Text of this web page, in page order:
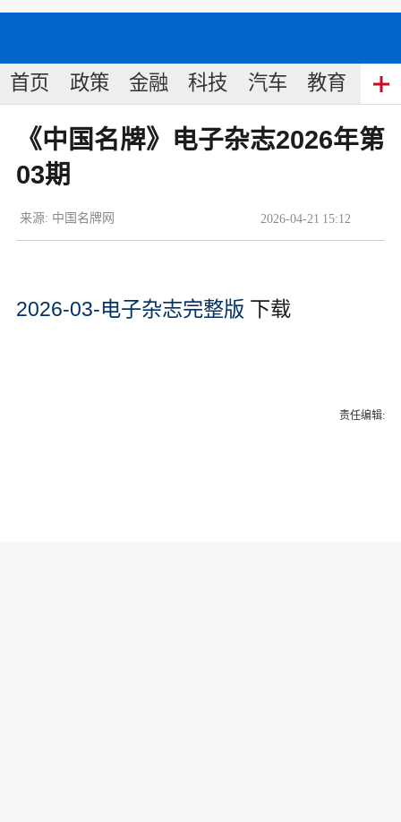
首页 政策 金融 科技 汽车 教育 食
《中国名牌》电子杂志2026年第
03期
2026-04-21 15:12
来源: 中国名牌网
2026-03-电子杂志完整版 下载
责任编辑: